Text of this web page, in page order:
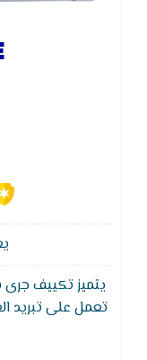
يتميز تكييف جرى
تعمل على تبريد